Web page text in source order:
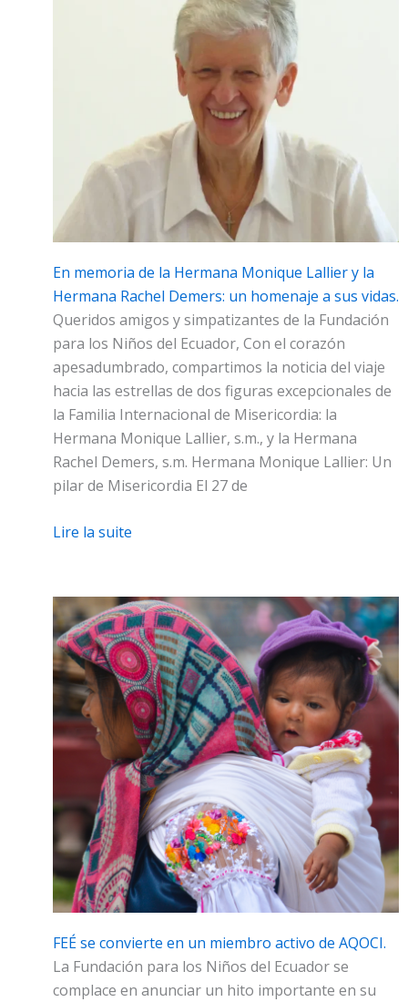
En memoria de la Hermana Monique Lallier y la
Hermana Rachel Demers: un homenaje a sus vidas.
Queridos amigos y simpatizantes de la Fundación
para los Niños del Ecuador, Con el corazón
apesadumbrado, compartimos la noticia del viaje
hacia las estrellas de dos figuras excepcionales de
la Familia Internacional de Misericordia: la
Hermana Monique Lallier, s.m., y la Hermana
Rachel Demers, s.m. Hermana Monique Lallier: Un
pilar de Misericordia El 27 de
Lire la suite
FEÉ se convierte en un miembro activo de AQOCI.
La Fundación para los Niños del Ecuador se
complace en anunciar un hito importante en su